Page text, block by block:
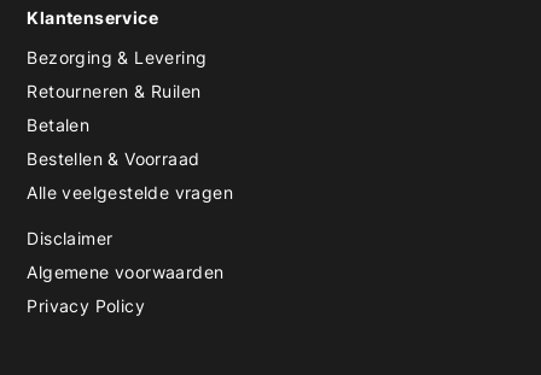
Klantenservice
Bezorging & Levering
Retourneren & Ruilen
Betalen
Bestellen & Voorraad
Alle veelgestelde vragen
Disclaimer
Algemene voorwaarden
Privacy Policy